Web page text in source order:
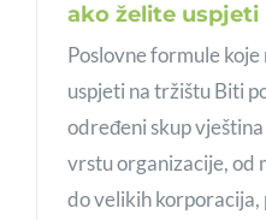
ako želite uspjeti
Poslovne formule
uspjeti na tržištu Biti
određeni skup
vrstu organizacije, od
do velikih korporacija,